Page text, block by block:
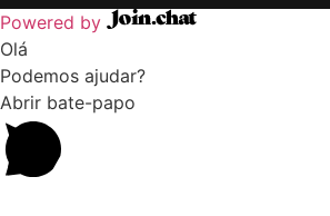
Powered by
Olá
Podemos ajudar?
Abrir bate-papo